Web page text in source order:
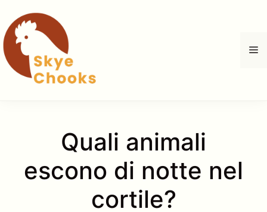
contenuto
Quali animali
escono di notte nel
cortile?